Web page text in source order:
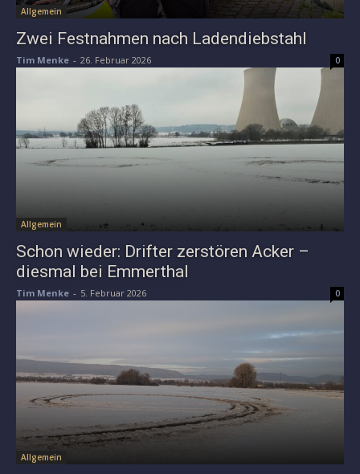
Allgemein
Zwei Festnahmen nach Ladendiebstahl
Tim Menke - 26. Februar 2026 0
Allgemein
Schon wieder: Drifter zerstören Acker –
diesmal bei Emmerthal
Tim Menke - 5. Februar 2026 0
Allgemein